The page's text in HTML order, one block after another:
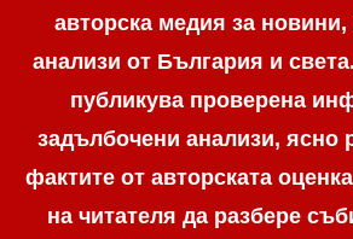
авторска медия за
анализи от България и
публикува проверена
задълбочени анализи, ясно
фактите от авторската
на читателя да разбере